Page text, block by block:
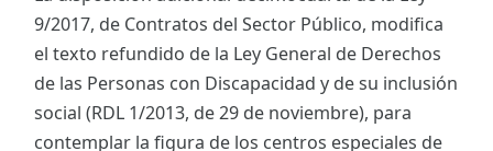
9/2017, de Contratos del Sector Público, modifica
el texto refundido de la Ley General de Derechos
de las Personas con Discapacidad y de su inclusión
social (RDL 1/2013, de 29 de noviembre), para
contemplar la figura de los centros especiales de